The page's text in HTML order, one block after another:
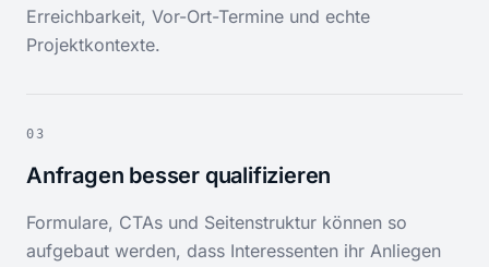
Erreichbarkeit, Vor-Ort-Termine und echte
Projektkontexte.
03
Anfragen besser qualifizieren
Formulare, CTAs und Seitenstruktur können so
aufgebaut werden, dass Interessenten ihr Anliegen